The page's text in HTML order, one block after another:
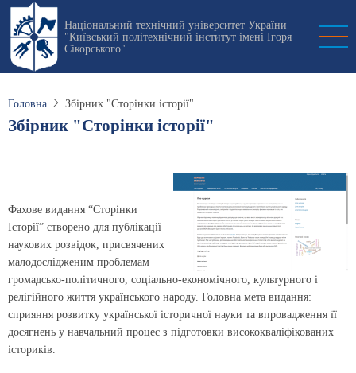
Перейти
основного
вмісту
Національний технічний університет України
"Київський політехнічний інститут імені Ігоря
Сікорського"
Головна Збірник "Сторінки історії"
Збірник "Сторінки історії"
Фахове видання “Сторінки
Історії” створено для публікації
наукових розвідок, присвячених
малодослідженим проблемам
громадсько-політичного, соціально-економічного, культурного і
релігійного життя українського народу. Головна мета видання:
сприяння розвитку української історичної науки та впровадження її
досягнень у навчальний процес з підготовки висококваліфікованих
істориків.